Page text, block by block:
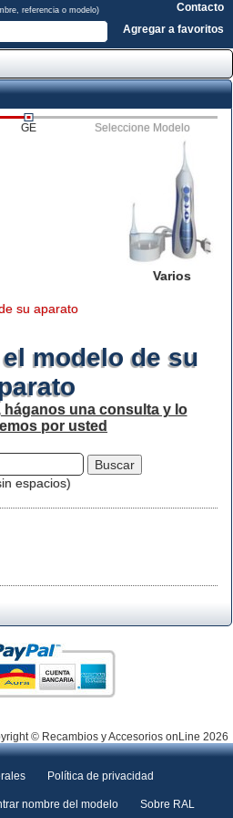
referencia o modelo)
Contacto
Agregar a favoritos
GE Seleccione Modelo
Varios
su aparato
modelo de su
háganos una consulta y lo
por usted
espacios)
© Recambios y Accesorios onLine 2026
Política de privacidad
nombre del modelo Sobre RAL